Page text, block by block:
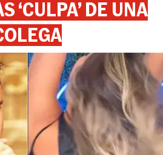
‘CULPA’ DE UNA